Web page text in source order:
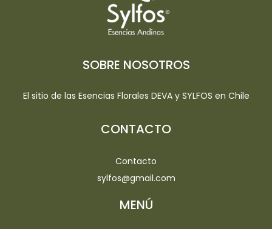
SOBRE NOSOTROS
El sitio de las Esencias Florales DEVA y SYLFOS en Chile
CONTACTO
Contacto
sylfos@gmail.com
MENÚ